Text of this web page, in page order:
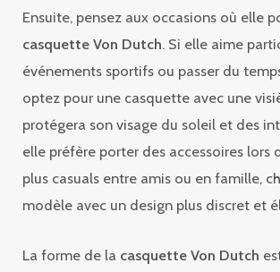
Ensuite, pensez aux occasions où elle
casquette Von Dutch. Si elle aime
événements sportifs ou passer du
optez pour une casquette avec une
protégera son visage du soleil et des
elle préfère porter des accessoires lors
plus casuals entre amis ou en famille,
modèle avec un design plus discret et
La forme de la casquette Von Dutch